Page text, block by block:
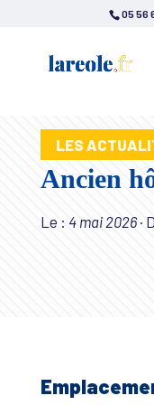
05 56
LES
Ancien
Le : 4 mai 2026·